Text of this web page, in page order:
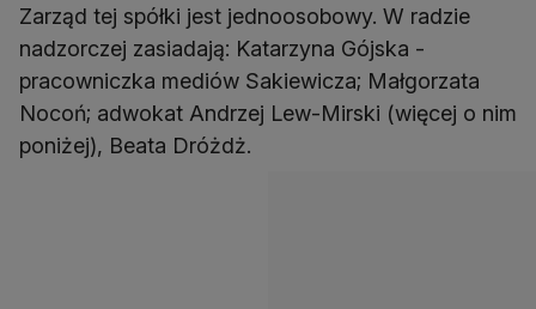
Zarząd tej spółki jest jednoosobowy. W radzie
nadzorczej zasiadają: Katarzyna Gójska -
pracowniczka mediów Sakiewicza; Małgorzata
Nocoń; adwokat Andrzej Lew-Mirski (więcej o nim
poniżej), Beata Dróżdż.